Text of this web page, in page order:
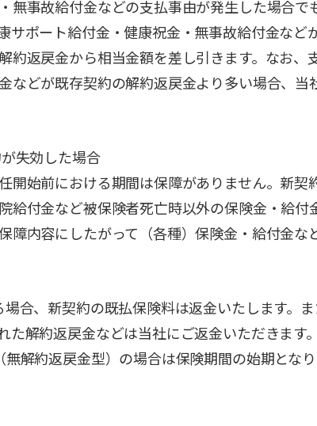
無事故給付金などの支払事由が発生した場合で
サポート給付金・健康祝金・無事故給付金など
約返戻金から相当金額を差し引きます。なお、
などが既存契約の解約返戻金より多い場合、当
失効した場合
開始前における期間は保障がありません。新契
給付金など被保険者死亡時以外の保険金・給付
障内容にしたがって（各種）保険金・給付金な
合、新契約の既払保険料は返金いたします。
解約返戻金などは当社にご返金いただきます。
解約返戻金型）の場合は保険期間の始期となり